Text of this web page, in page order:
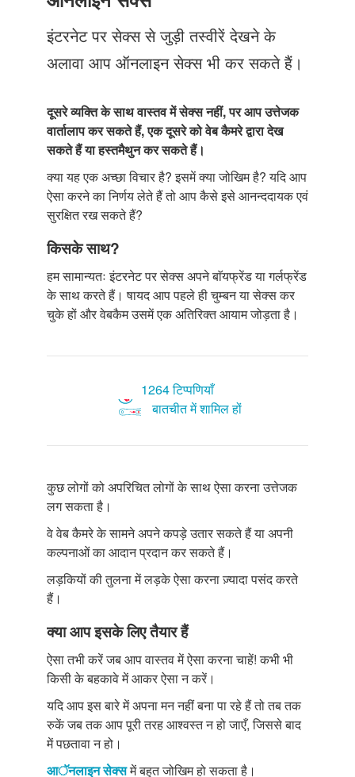
Just Poocho
संपर्क करें
इंटरनेट पर सेक्स से जुड़ी तस्वीरें देखने के
अलावा आप ऑनलाइन सेक्स भी कर सकते हैं।
दूसरे व्यक्ति के साथ वास्तव में सेक्स नहीं, पर आप उत्तेजक
वार्तालाप कर सकते हैं, एक दूसरे को वेब कैमरे द्वारा देख
सकते हैं या हस्तमैथुन कर सकते हैं।
क्या यह एक अच्छा विचार है? इसमें क्या जोखिम है? यदि आप
ऐसा करने का निर्णय लेते हैं तो आप कैसे इसे आनन्ददायक एवं
सुरक्षित रख सकते हैं?
किसके साथ?
हम सामान्यतः इंटरनेट पर सेक्स अपने बाॅयफ्रेंड या गर्लफ्रेंड
के साथ करते हैं। षायद आप पहले ही चुम्बन या सेक्स कर
चुके हों और वेबकैम उसमें एक अतिरिक्त आयाम जोड़ता है।
1264 टिप्पणियाँ
बातचीत में शामिल हों
कुछ लोगों को अपरिचित लोगों के साथ ऐसा करना उत्तेजक
लग सकता है।
वे वेब कैमरे के सामने अपने कपड़े उतार सकते हैं या अपनी
कल्पनाओं का आदान प्रदान कर सकते हैं।
लड़कियों की तुलना में लड़के ऐसा करना ज़्यादा पसंद करते
हैं।
क्या आप इसके लिए तैयार हैं
ऐसा तभी करें जब आप वास्तव में ऐसा करना चाहें! कभी भी
किसी के बहकावे में आकर ऐसा न करें।
यदि आप इस बारे में अपना मन नहीं बना पा रहे हैं तो तब तक
रुकें जब तक आप पूरी तरह आश्वस्त न हो जाएँ, जिससे बाद
में पछतावा न हो।
आॅनलाइन सेक्समें बहुत जोखिम हो सकता है।